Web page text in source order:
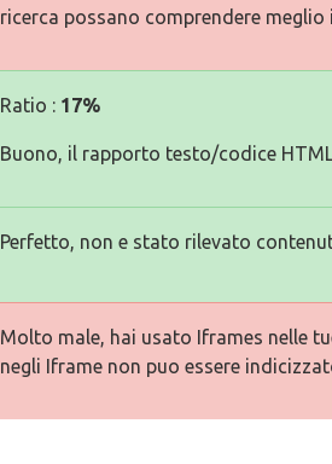
ricerca possano comprendere
Ratio : 17%
Buono, il rapporto testo/codice
Perfetto, non e stato rilevato
Molto male, hai usato Iframes nelle
negli Iframe non puo essere